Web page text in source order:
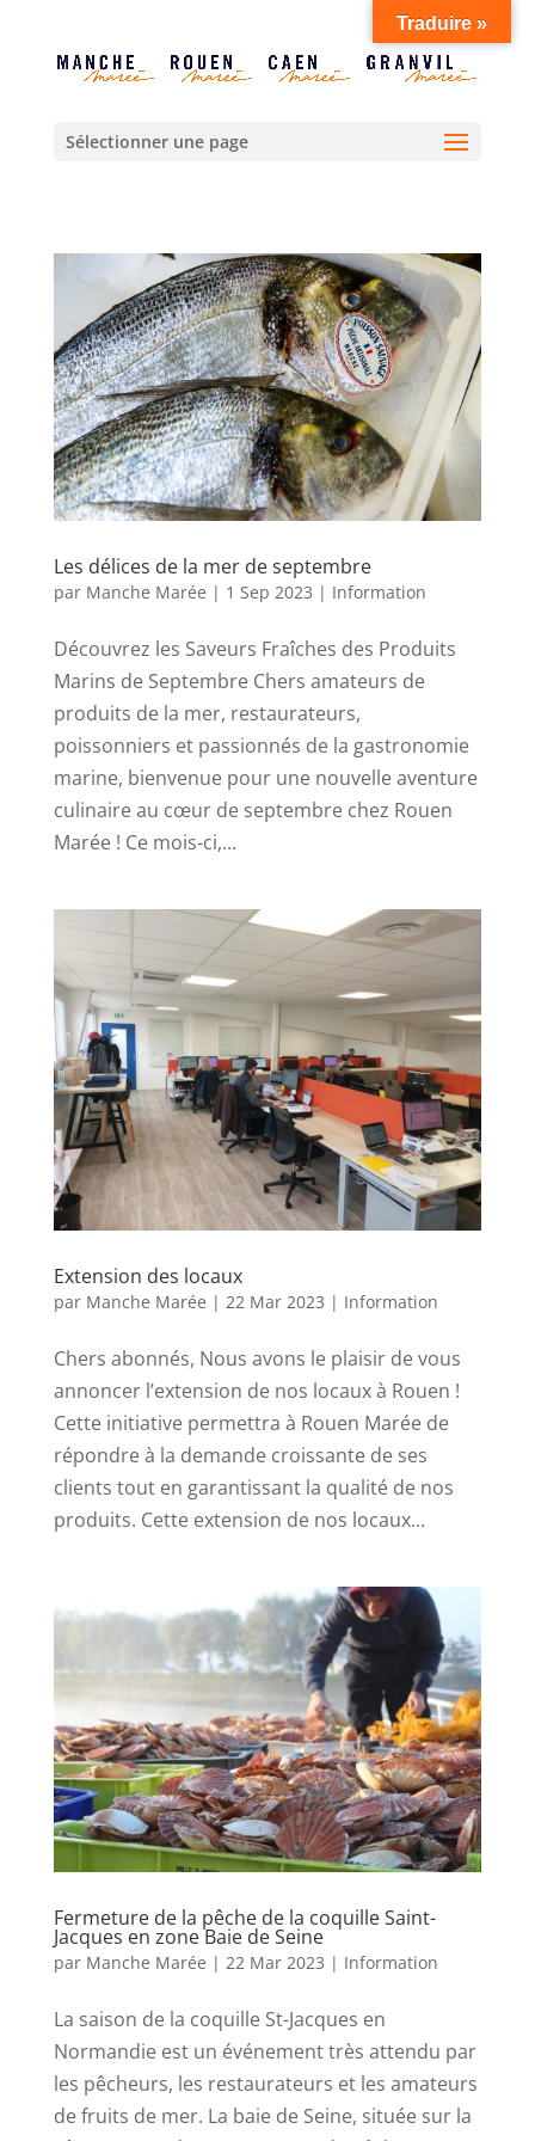
Sélectionner une page
Les délices de la mer de septembre
par Manche Marée | 1 Sep 2023 | Information
Découvrez les Saveurs Fraîches des Produits
Marins de Septembre Chers amateurs de
produits de la mer, restaurateurs,
poissonniers et passionnés de la gastronomie
marine, bienvenue pour une nouvelle aventure
culinaire au cœur de septembre chez Rouen
Marée ! Ce mois-ci,...
Extension des locaux
par Manche Marée | 22 Mar 2023 | Information
Chers abonnés, Nous avons le plaisir de vous
annoncer l’extension de nos locaux à Rouen !
Cette initiative permettra à Rouen Marée de
répondre à la demande croissante de ses
clients tout en garantissant la qualité de nos
produits. Cette extension de nos locaux...
Fermeture de la pêche de la coquille Saint-
Jacques en zone Baie de Seine
par Manche Marée | 22 Mar 2023 | Information
La saison de la coquille St-Jacques en
Normandie est un événement très attendu par
les pêcheurs, les restaurateurs et les amateurs
de fruits de mer. La baie de Seine, située sur la
Traduire »